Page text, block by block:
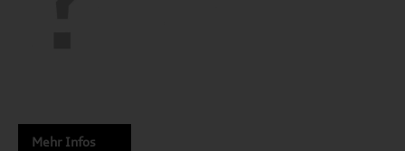
Mehr Infos